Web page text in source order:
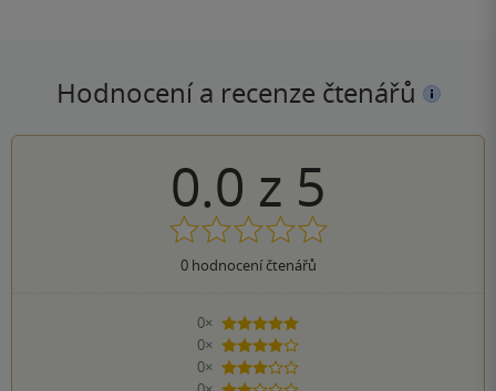
Hodnocení a recenze čtenářů
0.0 z 5
0hodnocení čtenářů
0×
5 hvězdiček
0×
4 hvězdičky
0×
3 hvězdičky